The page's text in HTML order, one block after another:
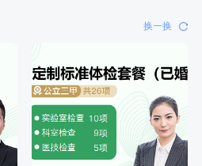
换一换